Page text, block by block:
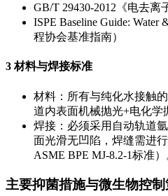
GB/T 29430-2012《电去离
ISPE Baseline Guide: Water
程协会基准指南）
3 材料与焊接标准
材料：所有与纯化水接触
道内表面机械抛光+电化学
焊接：必须采用自动轨道
面光滑无凹陷，焊缝需进
ASME BPE MJ-8.2-1标准）
主要抑菌措施与微生物控